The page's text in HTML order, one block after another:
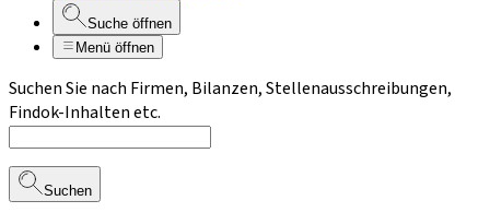
Suche öffnen
Menü öffnen
Suchen Sie nach Firmen, Bilanzen, Stellenausschreibungen,
Findok-Inhalten etc.
Suchen